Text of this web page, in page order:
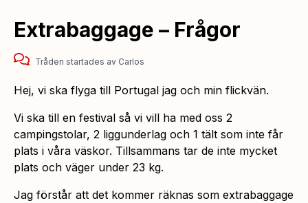
Extrabaggage – Frågor
Tråden startades av Carlos
Hej, vi ska flyga till Portugal jag och min flickvän.
Vi ska till en festival så vi vill ha med oss 2
campingstolar, 2 liggunderlag och 1 tält som inte får
plats i våra väskor. Tillsammans tar de inte mycket
plats och väger under 23 kg.
Jag förstår att det kommer räknas som extrabaggage